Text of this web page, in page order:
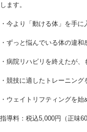
します。
・今より「動ける体」を手に
・ずっと悩んでいる体の違
・病院リハビリを終えたが
・競技に適したトレーニング
・ウェイトリフティングを始
指導料：税込5,000円（正